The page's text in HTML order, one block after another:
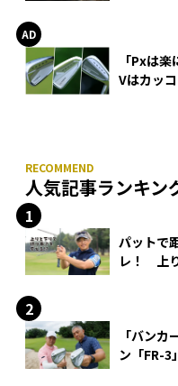
「Pxは
Vはカッ
人気記事ランキン
パットで
レ！ 上
「バン
ン「FR-3